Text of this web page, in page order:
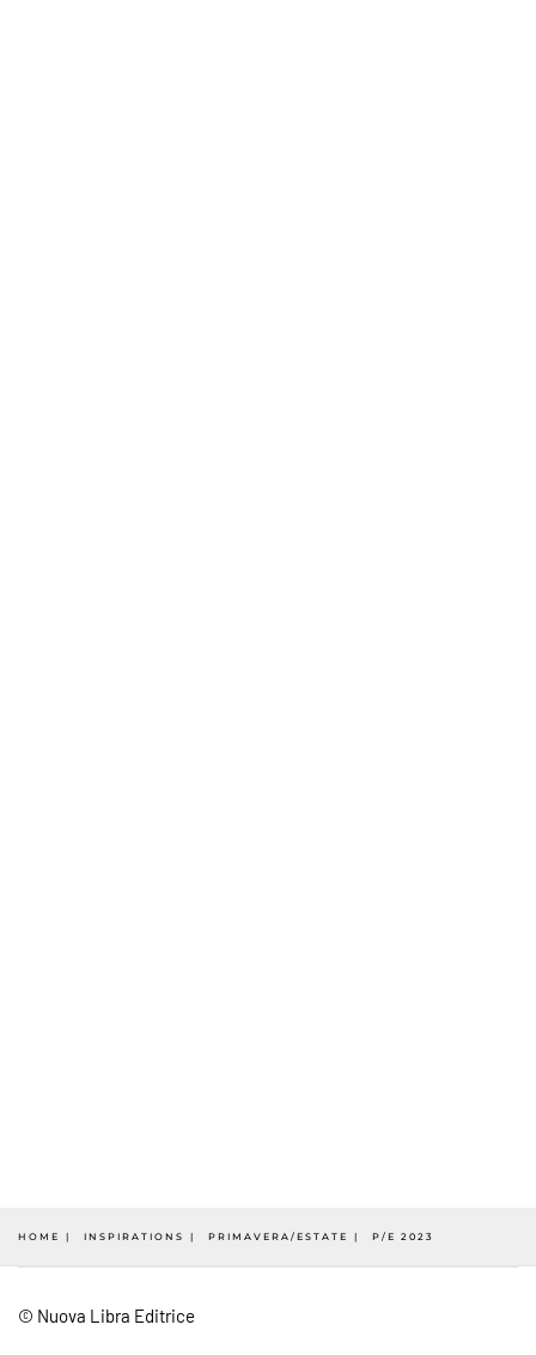
HOME INSPIRATIONS PRIMAVERA/ESTATE P/E 2023
© Nuova Libra Editrice